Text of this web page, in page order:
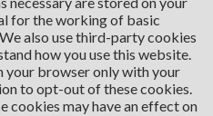
for the working of basic
also use third-party cookies
how you use this website.
your browser only with your
to opt-out of these cookies.
cookies may have an effect on